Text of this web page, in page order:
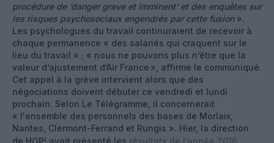
procédure de ‘danger grave et imminent’ et des enquêtes sur
les risques psychosociaux engendrés par cette fusion».
Les psychologues du travail continuraient de recevoir à
chaque permanence « des salariés qui craquent sur le
lieu du travail » ; « nous ne pouvons plus n’être que la
valeur d’ajustement d’Air France », affirme le communiqué.
Cet appel à la grève intervient alors que des
négociations doivent débuter ce vendredi et lundi
prochain. Selon Le Télégramme, il concernerait
« l'ensemble des personnels des bases de Morlaix,
Nantes, Clermont-Ferrand et Rungis ». Hier, la direction
de HOP! avait présenté les résultats de l’année 2016